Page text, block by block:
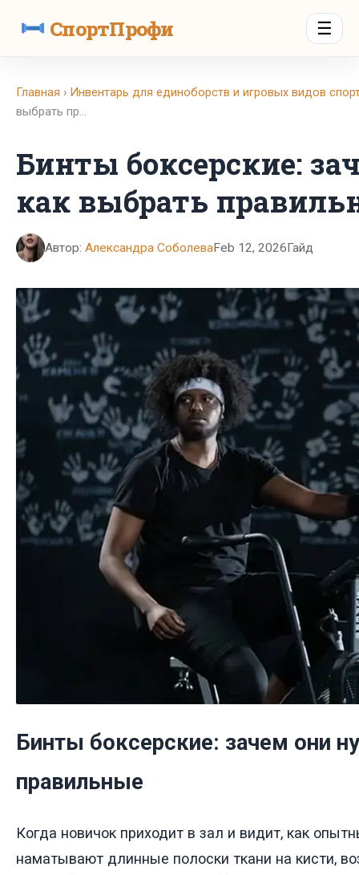
СпортПрофи ☰
Главная › Инвентарь для единоборств и игровых видов
выбрать пр…
Бинты боксерские:
как выбрать
Автор: Александра СоболеваFeb 12, 2026Гайд
Бинты боксерские: зачем они
правильные
Когда новичок приходит в зал и видит, как
наматывают длинные полоски ткани на кисти,